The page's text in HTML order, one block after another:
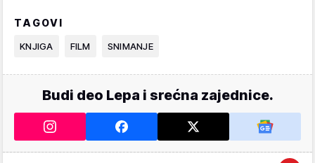
TAGOVI
KNJIGA FILM SNIMANJE
Budi deo Lepa i srećna zajednice.